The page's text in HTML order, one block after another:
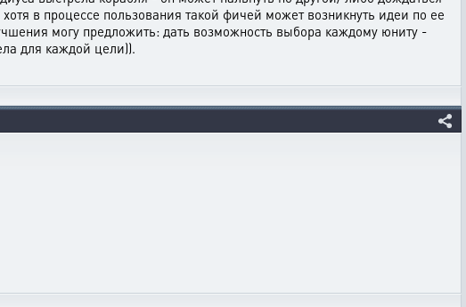
в процессе пользования такой фичей может возникнуть идеи по ее
могу предложить: дать возможность выбора каждому юниту -
для каждой цели)).